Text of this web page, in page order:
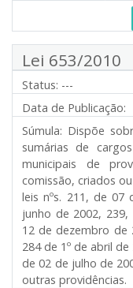
Lei 653/2010
Status: ---
Data de Publicação:
Súmula: Dispõe
sumárias de
municipais de
comissão, criados
leis nºs. 211, de
junho de 2002,
12 de dezembro de
284 de 1º de abril
de 02 de julho de
outras providências.